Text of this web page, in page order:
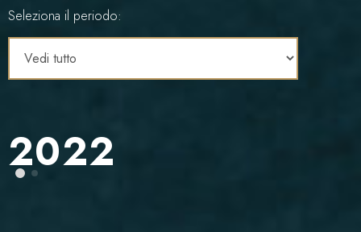
Seleziona il periodo:
2022